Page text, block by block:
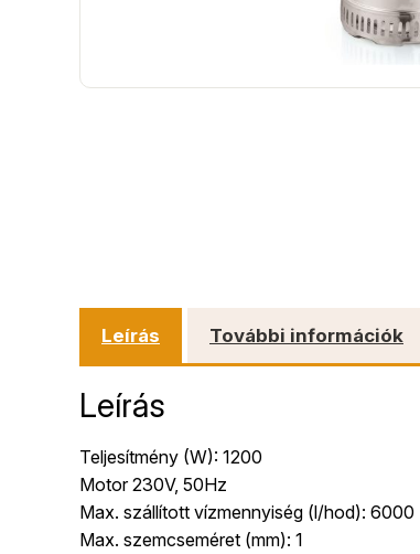
Leírás További információk
Leírás
Teljesítmény (W): 1200
Motor 230V, 50Hz
Max. szállított vízmennyiség (l/hod): 6000
Max. szemcseméret (mm): 1